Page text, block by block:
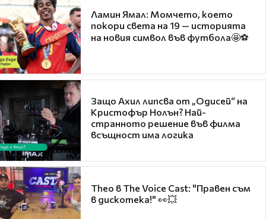
Ламин Ямал: Момчето, което
покори света на 19 — историята
на новия символ във футбола🤩⚽
Защо Ахил липсва от „Одисей“ на
Кристофър Нолън? Най-
странното решение във филма
всъщност има логика
Theo в The Voice Cast: "Правен съм
в дискотека!" 👀💥